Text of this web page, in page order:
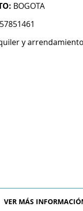
BOGOTA
y
VER MÁS